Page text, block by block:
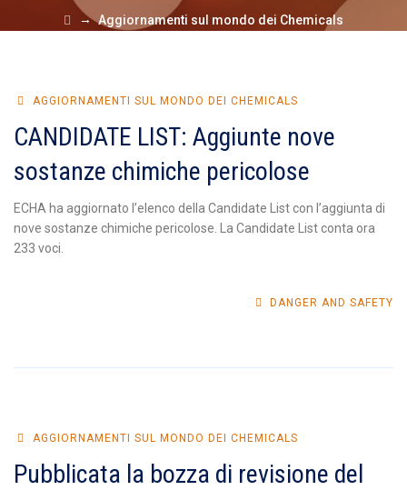
→Aggiornamenti sul mondo dei Chemicals
AGGIORNAMENTI SUL MONDO DEI CHEMICALS
CANDIDATE LIST: Aggiunte nove
sostanze chimiche pericolose
ECHA ha aggiornato l’elenco della Candidate List con l’aggiunta di
nove sostanze chimiche pericolose. La Candidate List conta ora
233 voci.
DANGER AND SAFETY
AGGIORNAMENTI SUL MONDO DEI CHEMICALS
Pubblicata la bozza di revisione del